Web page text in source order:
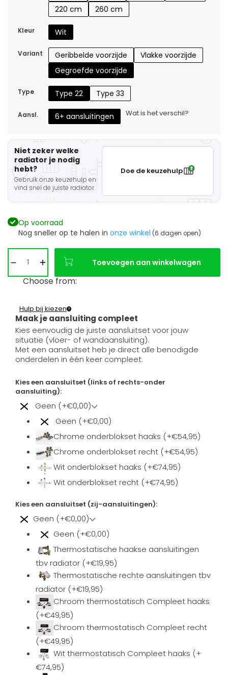
220 cm
260 cm
Kleur Wit
Variant Geribbelde voorzijde
Vlakke voorzijde
Gegroefde voorzijde
Type Type 22 Type 33
Aansl. 6+ aansluitingen Wat is het verschil?
Niet zeker welke
radiator je nodig
hebt?
Gebruik onze keuzehulp en
vind snel de juiste radiator.
Doe de keuzehulp
Op voorraad
Nog sneller op te halen in onze winkel (6 dagen open)
Toevoegen aan winkelwagen
Choose from:
Maak je aansluiting compleet
Hulp bij kiezen
Kies eenvoudig de juiste aansluitset voor jouw
situatie (vloer- of wandaansluiting).
Met een aansluitset heb je direct alle benodigde
onderdelen in één keer compleet.
Kies een aansluitset (links of rechts-onder
aansluiting):
Geen (+€0,00)
Geen (+€0,00)
Chrome onderblokset haaks (+€54,95)
Chrome onderblokset recht (+€54,95)
Wit onderblokset haaks (+€74,95)
Wit onderblokset recht (+€74,95)
Kies een aansluitset (zij-aansluitingen):
Geen (+€0,00)
Geen (+€0,00)
Thermostatische haakse aansluitingen
tbv radiator (+€19,95)
Thermostatische rechte aansluitingen tbv
radiator (+€19,95)
Chroom thermostatisch Compleet haaks
(+€49,95)
Chroom thermostatisch Compleet recht
(+€49,95)
Wit thermostatisch Compleet haaks (+
€74,95)